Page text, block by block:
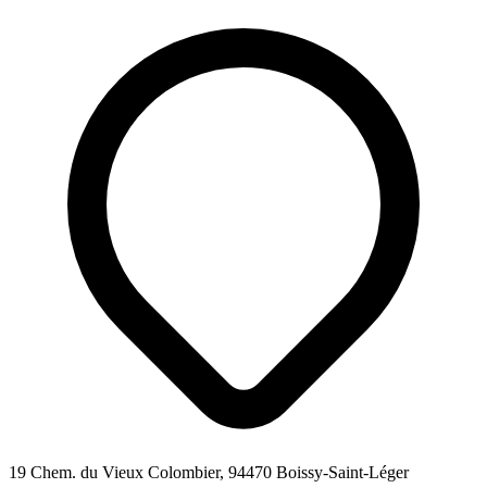
19 Chem. du Vieux Colombier, 94470 Boissy-Saint-Léger